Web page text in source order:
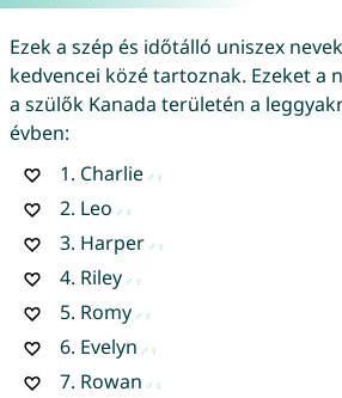
Ezek a szép és időtálló uniszex
kedvencei közé tartoznak. Ezeket a
a szülők Kanada területén a
évben:
1. Charlie
2. Leo
3. Harper
4. Riley
5. Romy
6. Evelyn
7. Rowan